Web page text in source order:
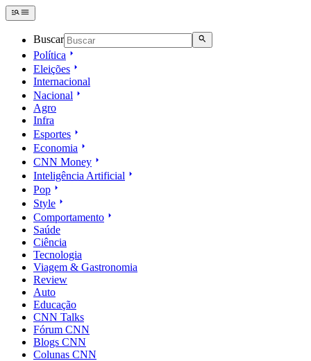
Buscar
Política
Eleições
Internacional
Nacional
Agro
Infra
Esportes
Economia
CNN Money
Inteligência Artificial
Pop
Style
Comportamento
Saúde
Ciência
Tecnologia
Viagem & Gastronomia
Review
Auto
Educação
CNN Talks
Fórum CNN
Blogs CNN
Colunas CNN